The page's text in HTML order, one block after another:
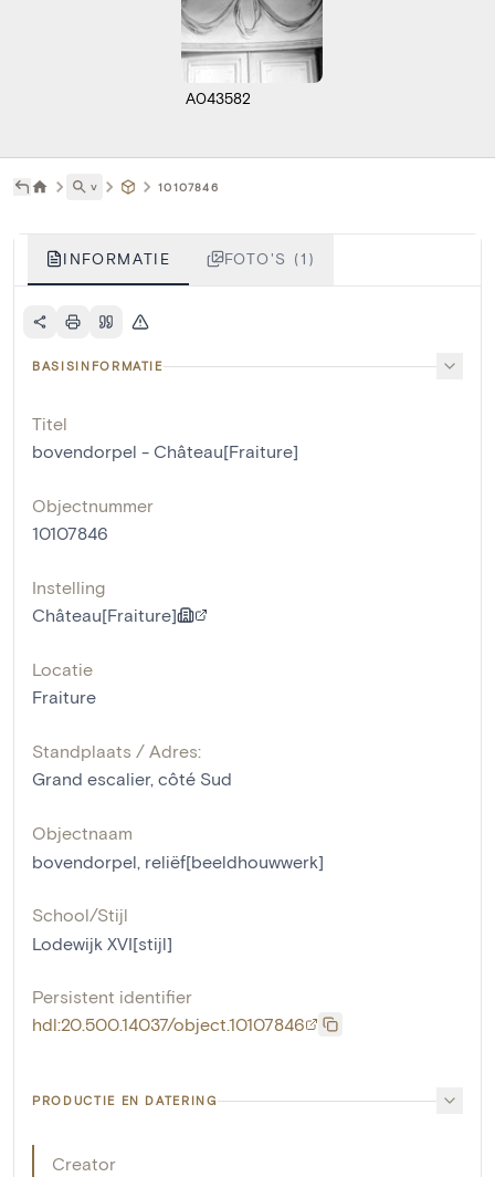
A043582
˅ 10107846
INFORMATIE FOTO'S (1)
BASISINFORMATIE
Titel
bovendorpel - Château[Fraiture]
Objectnummer
10107846
Instelling
Château[Fraiture]
Locatie
Fraiture
Standplaats / Adres:
Grand escalier, côté Sud
Objectnaam
bovendorpel, reliëf[beeldhouwwerk]
School/Stijl
Lodewijk XVI[stijl]
Persistent identifier
hdl:20.500.14037/object.10107846
PRODUCTIE EN DATERING
Creator